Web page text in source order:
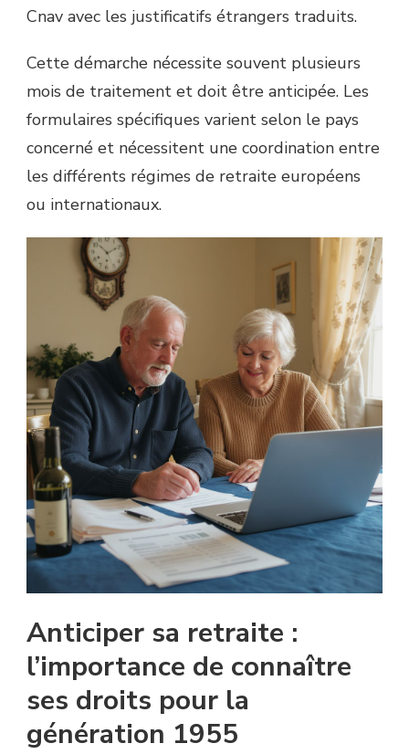
Cnav avec les justificatifs étrangers traduits.
Cette démarche nécessite souvent plusieurs
mois de traitement et doit être anticipée. Les
formulaires spécifiques varient selon le pays
concerné et nécessitent une coordination entre
les différents régimes de retraite européens
ou internationaux.
Anticiper sa retraite :
l’importance de connaître
ses droits pour la
génération 1955